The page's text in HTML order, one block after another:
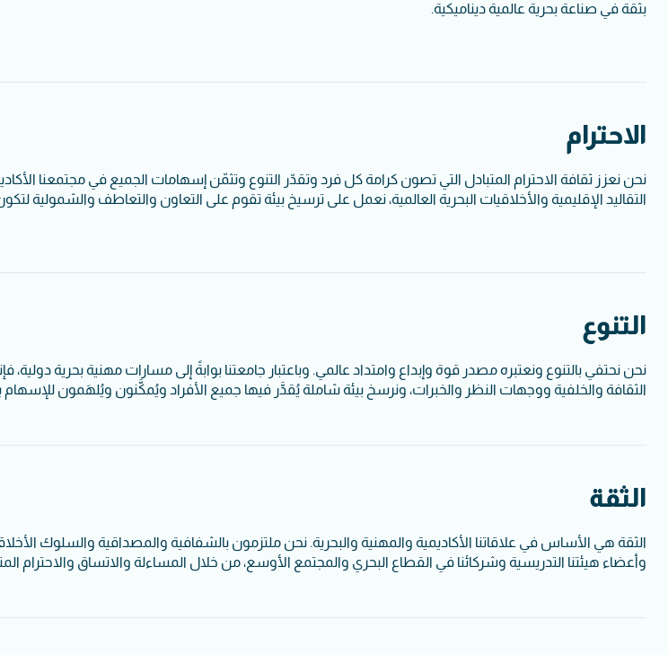
بثقة في صناعة بحرية عالمية ديناميكية.
الاحترام
نحن نعزز ثقافة الاحترام المتبادل التي تصون كرامة كل فرد وتقدّر التنوع وتثمّن إسهامات الجميع في مجتمعنا
التقاليد الإقليمية والأخلاقيات البحرية العالمية، نعمل على ترسيخ بيئة تقوم على التعاون والتعاطف والشمولية لتكون
التنوع
نحن نحتفي بالتنوع ونعتبره مصدر قوة وإبداع وامتداد عالمي. وباعتبار جامعتنا بوابةً إلى مسارات مهنية بحرية دولية،
الثقافة والخلفية ووجهات النظر والخبرات، ونرسخ بيئة شاملة يُقدَّر فيها جميع الأفراد ويُمكَّنون ويُلهَمون للإسهام
الثقة
الثقة هي الأساس في علاقاتنا الأكاديمية والمهنية والبحرية. نحن ملتزمون بالشفافية والمصداقية والسلوك
وأعضاء هيئتنا التدريسية وشركائنا في القطاع البحري والمجتمع الأوسع، من خلال المساءلة والاتساق والاحترام